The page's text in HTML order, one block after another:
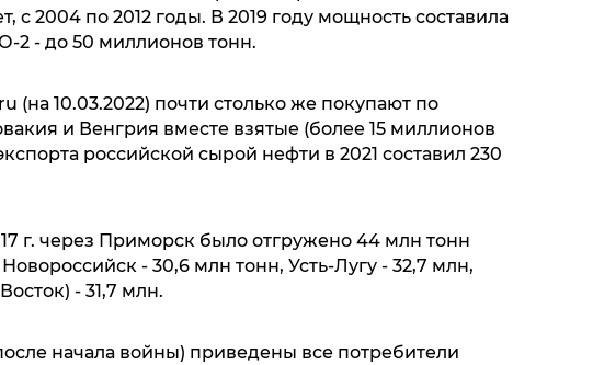
с 2004 по 2012 годы. В 2019 году мощность составила
2 - до 50 миллионов тонн.
(на 10.03.2022) почти столько же покупают по
и Венгрия вместе взятые (более 15 миллионов
российской сырой нефти в 2021 составил 230
г. через Приморск было отгружено 44 млн тонн
- 30,6 млн тонн, Усть-Лугу - 32,7 млн,
- 31,7 млн.
начала войны) приведены все потребители